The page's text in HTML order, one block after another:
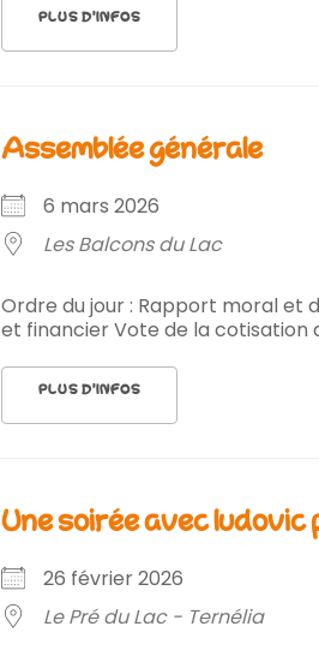
PLUS D’INFOS
assemblée générale
6 mars 2026
Les Balcons du Lac
Ordre du jour : Rapport moral
et financier Vote de la cotisation
PLUS D’INFOS
une soirée avec
26 février 2026
Le Pré du Lac - Ternélia